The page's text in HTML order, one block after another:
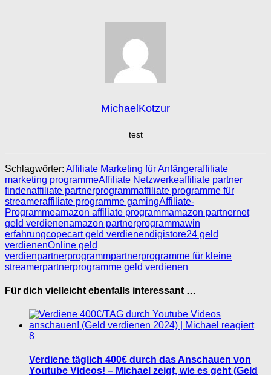
MichaelKotzur
test
Schlagwörter: Affiliate Marketing für Anfängeraffiliate
marketing programmeAffiliate Netzwerkeaffiliate partner
findenaffiliate partnerprogrammaffiliate programme für
streameraffiliate programme gamingAffiliate-
Programmeamazon affiliate programmamazon partnernet
geld verdienenamazon partnerprogrammawin
erfahrungcopecart geld verdienendigistore24 geld
verdienenOnline geld
verdienpartnerprogrammpartnerprogramme für kleine
streamerpartnerprogramme geld verdienen
Für dich vielleicht ebenfalls interessant …
8
Verdiene täglich 400€ durch das Anschauen von
Youtube Videos! – Michael zeigt, wie es geht (Geld